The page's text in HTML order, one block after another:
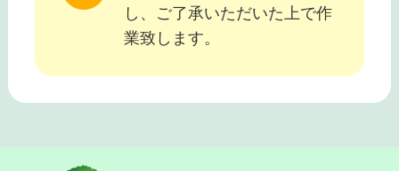
し、ご了承いただいた上で作
業致します。